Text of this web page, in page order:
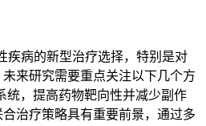
疾病的新型治疗选择，特别是对
来研究需要重点关注以下几个方
统，提高药物靶向性并减少副作
治疗策略具有重要前景，通过多